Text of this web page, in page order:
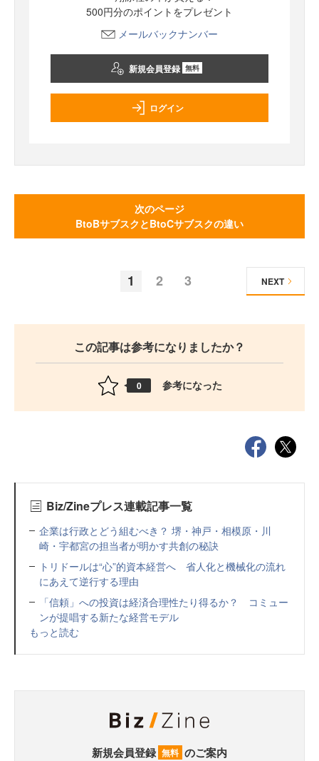
500円分のポイントをプレゼント
メールバックナンバー
新規会員登録 無料
ログイン
次のページ
BtoBサブスクとBtoCサブスクの違い
1 2 3 NEXT
この記事は参考になりましたか？
0 参考になった
Biz/Zineプレス連載記事一覧
企業は行政とどう組むべき？ 堺・神戸・相模原・川
崎・宇都宮の担当者が明かす共創の秘訣
トリドールは“心”的資本経営へ 省人化と機械化の流れ
にあえて逆行する理由
「信頼」への投資は経済合理性たり得るか？ コミュー
ンが提唱する新たな経営モデル
もっと読む
新規会員登録 無料 のご案内